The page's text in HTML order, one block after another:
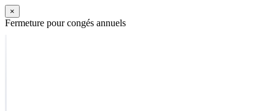
×
Fermeture pour congés annuels